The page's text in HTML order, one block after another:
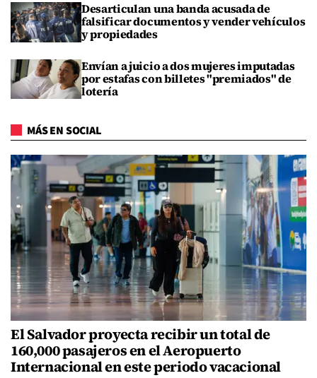
Desarticulan una banda acusada de
falsificar documentos y vender vehículos
y propiedades
Envían a juicio a dos mujeres imputadas
por estafas con billetes "premiados" de
lotería
MÁS EN SOCIAL
El Salvador proyecta recibir un total de
160,000 pasajeros en el Aeropuerto
Internacional en este periodo vacacional